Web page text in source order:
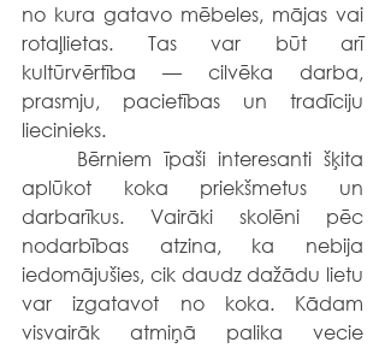
no kura gatavo mēbeles, mājas vai
rotaļlietas. Tas var būt arī
kultūrvērtība — cilvēka darba,
prasmju, pacietības un tradīciju
liecinieks.
aplūkot koka priekšmetus un
darbarīkus. Vairāki skolēni pēc
nodarbības atzina, ka nebija
iedomājušies, cik daudz dažādu lietu
var izgatavot no koka. Kādam
visvairāk atmiņā palika vecie